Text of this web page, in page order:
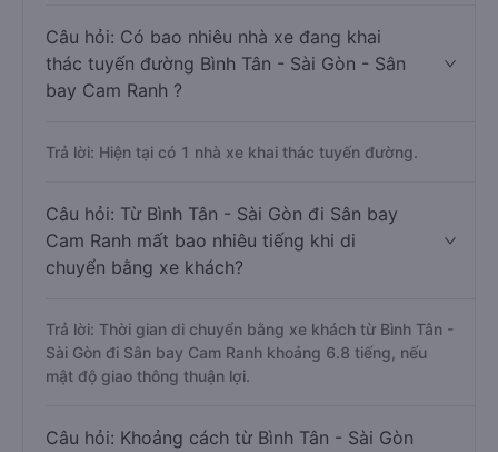
Câu hỏi: Có bao nhiêu nhà xe đang khai
thác tuyến đường Bình Tân - Sài Gòn - Sân
bay Cam Ranh ?
Trả lời: Hiện tại có 1 nhà xe khai thác tuyến đường.
Câu hỏi: Từ Bình Tân - Sài Gòn đi Sân bay
Cam Ranh mất bao nhiêu tiếng khi di
chuyển bằng xe khách?
Trả lời: Thời gian di chuyển bằng xe khách từ Bình Tân -
Sài Gòn đi Sân bay Cam Ranh khoảng 6.8 tiếng, nếu
mật độ giao thông thuận lợi.
Câu hỏi: Khoảng cách từ Bình Tân - Sài Gòn